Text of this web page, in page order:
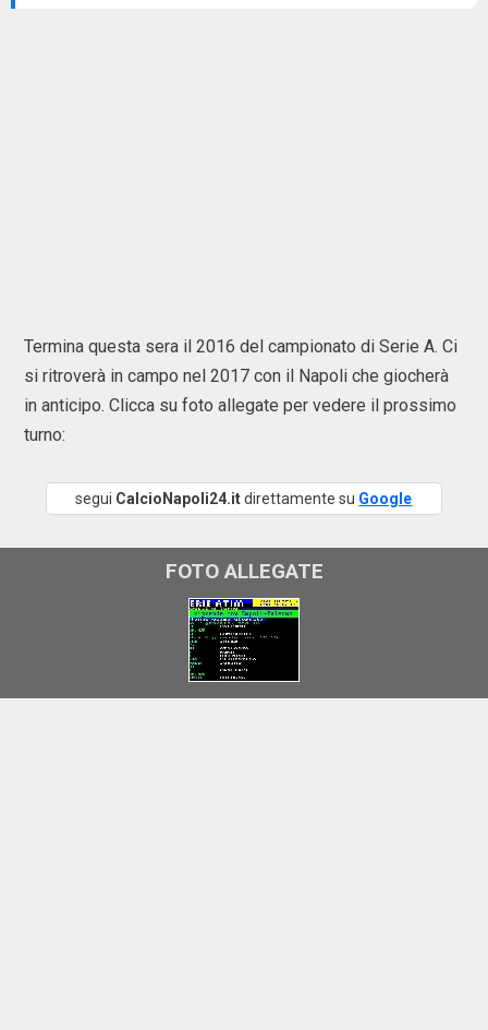
Termina questa sera il 2016 del campionato di Serie A. Ci
si ritroverà in campo nel 2017 con il Napoli che giocherà
in anticipo. Clicca su foto allegate per vedere il prossimo
turno:
segui CalcioNapoli24.itdirettamente su Google
FOTO ALLEGATE